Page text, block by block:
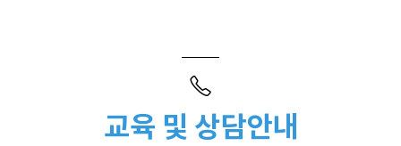
교육 및 상담안내